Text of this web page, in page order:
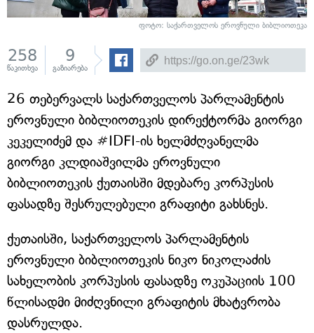
ფოტო: საქართველოს ეროვნული ბიბლიოთეკა
258
წაკითხვა
9
გაზიარება
26 თებერვალს საქართველოს პარლამენტის
ეროვნული ბიბლიოთეკის დირექტორმა გიორგი
კეკელიძემ და #IDFI-ის ხელმძღვანელმა
გიორგი კლდიაშვილმა ეროვნული
ბიბლიოთეკის ქუთაისში მდებარე კორპუსის
ფასადზე შესრულებული გრაფიტი გახსნეს.
ქუთაისში, საქართველოს პარლამენტის
ეროვნული ბიბლიოთეკის ნიკო ნიკოლაძის
სახელობის კორპუსის ფასადზე ოკუპაციის 100
წლისადმი მიძღვნილი გრაფიტის მხატვრობა
დასრულდა.